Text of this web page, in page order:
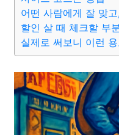
어떤 사람에게 잘 맞
할인 살 때 체크할 부
실제로 써보니 이런